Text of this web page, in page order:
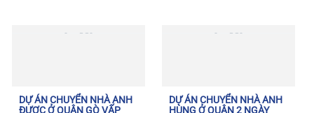
DỰ ÁN CHUYỂN NHÀ ANH
ĐƯỢC Ở QUẬN GÒ VẤP
DỰ ÁN CHUYỂN NHÀ ANH
HÙNG Ở QUẬN 2 NGÀY